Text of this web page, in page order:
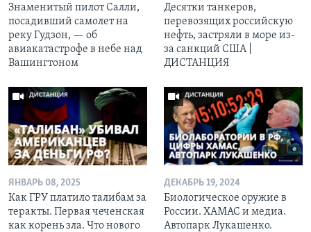
Знаменитый пилот Салли,
посадивший самолет на
реку Гудзон, — об
авиакатастрофе в небе над
Вашингтоном
Десятки танкеров,
перевозящих российскую
нефть, застряли в море из-
за санкций США |
ДИСТАНЦИЯ
ЯНВАРЬ 08, 2025
Как ГРУ платило талибам за
теракты. Первая чеченская
как корень зла. Что нового
ДЕКАБРЬ 19, 2024
Биологическое оружие в
России. ХАМАС и медиа.
Автопарк Лукашенко.